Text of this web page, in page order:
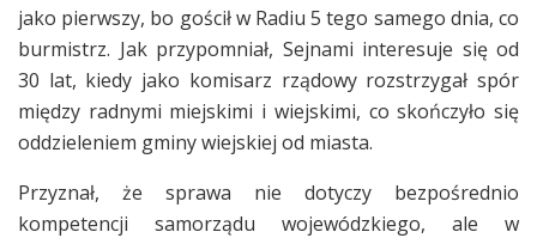
jako pierwszy, bo gościł w Radiu 5 tego samego dnia, co
burmistrz. Jak przypomniał, Sejnami interesuje się od
30 lat, kiedy jako komisarz rządowy rozstrzygał spór
między radnymi miejskimi i wiejskimi, co skończyło się
oddzieleniem gminy wiejskiej od miasta.
Przyznał, że sprawa nie dotyczy bezpośrednio
kompetencji samorządu wojewódzkiego, ale w